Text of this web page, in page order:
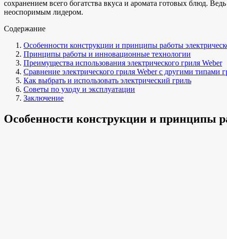
сохранением всего богатства вкуса и аромата готовых блюд.
неоспоримым лидером.
Содержание
Особенности конструкции и принципы работы
Принципы работы и инновационные технологии
Преимущества использования электрического гриля Weber
Сравнение электрического гриля Weber с другими типами
Как выбрать и использовать электрический гриль
Советы по уходу и эксплуатации
Заключение
Особенности конструкции и принципы